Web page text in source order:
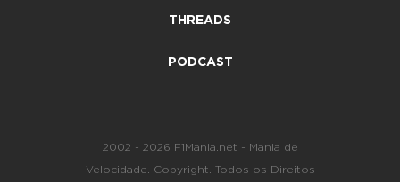
THREADS
PODCAST
2002 - 2026 F1Mania.net - Mania de
Velocidade. Copyright. Todos os Direitos